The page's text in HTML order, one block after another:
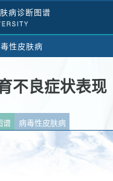
病诊断图谱
性皮肤病
不良症状表现
谱 病毒性皮肤病